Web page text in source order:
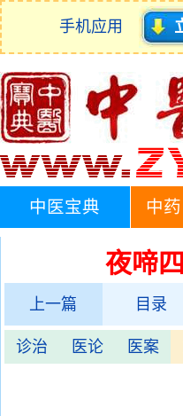
手机应用
中医宝典 中药
夜啼
上一篇 目录
诊治 医论 医案